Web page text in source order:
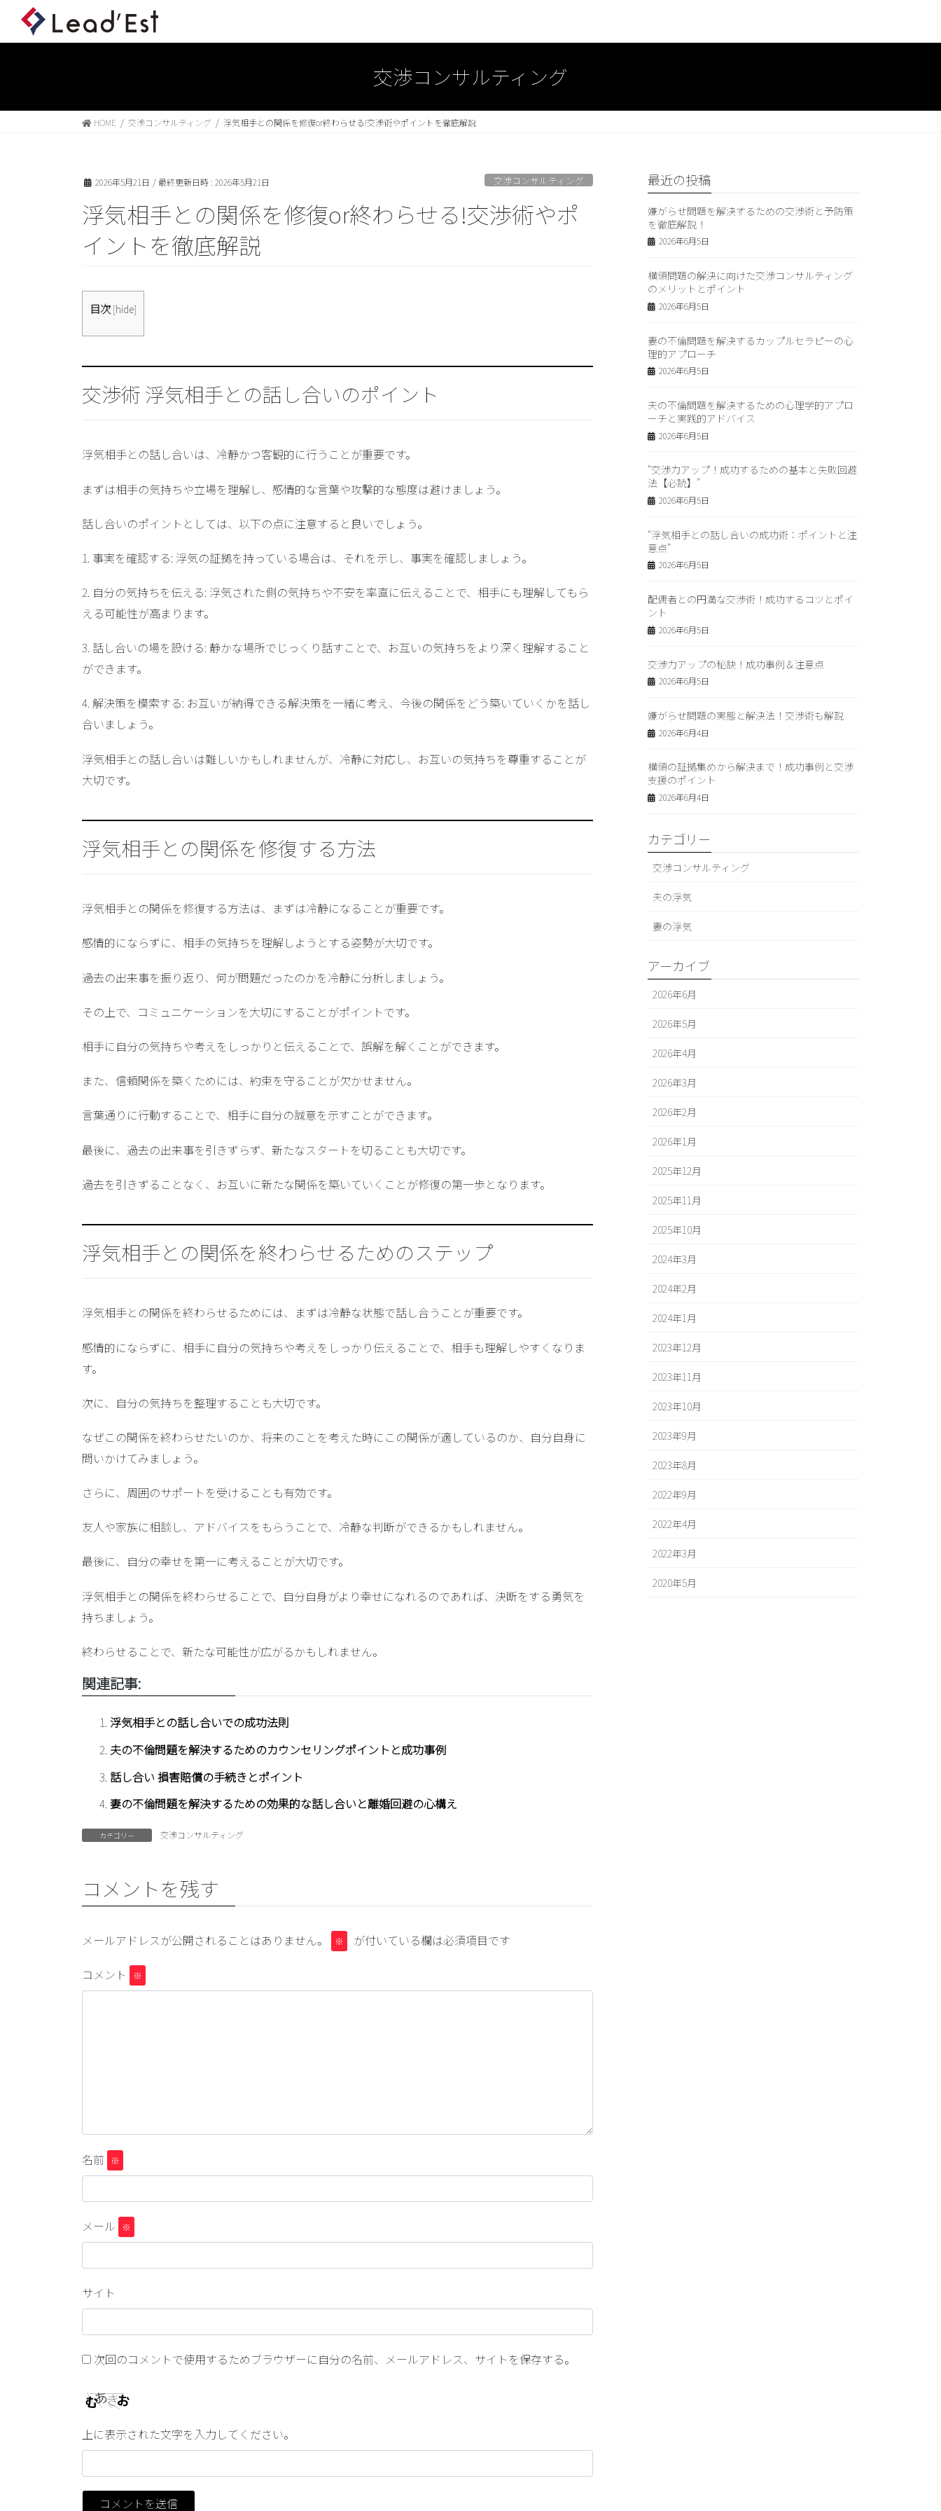
交渉コンサルティング
HOME 交渉コンサルティング 浮気相手との関係を修復or終わらせる!交渉術やポイントを徹底解説
2026年5月21日 / 最終更新日時 : 2026年5月21日 交渉コンサルティング
浮気相手との関係を修復or終わらせる!交渉術やポ
イントを徹底解説
目次 [hide]
交渉術 浮気相手との話し合いのポイント
浮気相手との話し合いは、冷静かつ客観的に行うことが重要です。
まずは相手の気持ちや立場を理解し、感情的な言葉や攻撃的な態度は避けましょう。
話し合いのポイントとしては、以下の点に注意すると良いでしょう。
1. 事実を確認する: 浮気の証拠を持っている場合は、それを示し、事実を確認しましょう。
2. 自分の気持ちを伝える: 浮気された側の気持ちや不安を率直に伝えることで、相手にも理解してもら
える可能性が高まります。
3. 話し合いの場を設ける: 静かな場所でじっくり話すことで、お互いの気持ちをより深く理解すること
ができます。
4. 解決策を模索する: お互いが納得できる解決策を一緒に考え、今後の関係をどう築いていくかを話し
合いましょう。
浮気相手との話し合いは難しいかもしれませんが、冷静に対応し、お互いの気持ちを尊重することが
大切です。
浮気相手との関係を修復する方法
浮気相手との関係を修復する方法は、まずは冷静になることが重要です。
感情的にならずに、相手の気持ちを理解しようとする姿勢が大切です。
過去の出来事を振り返り、何が問題だったのかを冷静に分析しましょう。
その上で、 コミュニケーションを大切にすることがポイントです。
相手に自分の気持ちや考えをしっかりと伝えることで、誤解を解くことができます。
また、 信頼関係を築くためには、約束を守ることが欠かせません。
言葉通りに行動することで、相手に自分の誠意を示すことができます。
最後に、 過去の出来事を引きずらず、新たなスタートを切ることも大切です。
過去を引きずることなく、お互いに新たな関係を築いていくことが修復の第一歩となります。
浮気相手との関係を終わらせるためのステップ
浮気相手との関係を終わらせるためには、まずは冷静な状態で話し合うことが重要です。
感情的にならずに、相手に自分の気持ちや考えをしっかり伝えることで、相手も理解しやすくなりま
す。
次に、 自分の気持ちを整理する ことも大切です。
なぜこの関係を終わらせたいのか、将来のことを考えた時にこの関係が適しているのか、自分自身に
問いかけてみましょう。
さらに、 周囲のサポートを受ける ことも有効です。
友人や家族に相談し、アドバイスをもらうことで、冷静な判断ができるかもしれません。
最後に、 自分の幸せを第一に考える ことが大切です。
浮気相手との関係を終わらせることで、自分自身がより幸せになれるのであれば、決断をする勇気を
持ちましょう。
終わらせることで、新たな可能性が広がるかもしれません。
関連記事:
浮気相手との話し合いでの成功法則
夫の不倫問題を解決するためのカウンセリングポイントと成功事例
話し合い 損害賠償の手続きとポイント
妻の不倫問題を解決するための効果的な話し合いと離婚回避の心構え
カテゴリー 交渉コンサルティング
コメントを残す
メールアドレスが公開されることはありません。 ※ が付いている欄は必須項目です
コメント ※
名前 ※
メール ※
サイト
次回のコメントで使用するためブラウザーに自分の名前、メールアドレス、サイトを保存する。
上に表示された文字を入力してください。
最近の投稿
嫌がらせ問題を解決するための交渉術と予防策
を徹底解説！
2026年6月5日
横領問題の解決に向けた交渉コンサルティング
のメリットとポイント
2026年6月5日
妻の不倫問題を解決するカップルセラピーの心
理的アプローチ
2026年6月5日
夫の不倫問題を解決するための心理学的アプロ
ーチと実践的アドバイス
2026年6月5日
“交渉力アップ！成功するための基本と失敗回避
法【必読】”
2026年6月5日
“浮気相手との話し合いの成功術：ポイントと注
意点”
2026年6月5日
配偶者との円満な交渉術！成功するコツとポイ
ント
2026年6月5日
交渉力アップの秘訣！成功事例＆注意点
2026年6月5日
嫌がらせ問題の実態と解決法！交渉術も解説
2026年6月4日
横領の証拠集めから解決まで！成功事例と交渉
支援のポイント
2026年6月4日
カテゴリー
交渉コンサルティング
夫の浮気
妻の浮気
アーカイブ
2026年6月
2026年5月
2026年4月
2026年3月
2026年2月
2026年1月
2025年12月
2025年11月
2025年10月
2024年3月
2024年2月
2024年1月
2023年12月
2023年11月
2023年10月
2023年9月
2023年8月
2022年9月
2022年4月
2022年3月
2020年5月